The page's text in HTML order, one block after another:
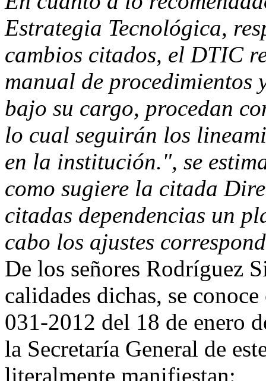
Estrategia Tecnológica,
cambios citados, el DTIC
manual de procedimientos
bajo su cargo, procedan
lo cual seguirán los
en la institución.", se
como sugiere la citada
citadas dependencias un
cabo los ajustes
De los señores Rodríguez
calidades dichas, se
031-2012 del 18 de enero
la Secretaría General de
literalmente manifiestan: